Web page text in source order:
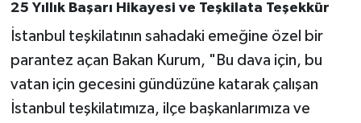
25 Yıllık Başarı Hikayesi ve Teşkilata Teşekkür
İstanbul teşkilatının sahadaki emeğine özel bir
parantez açan Bakan Kurum, "Bu dava için, bu
vatan için gecesini gündüzüne katarak çalışan
İstanbul teşkilatımıza, ilçe başkanlarımıza ve